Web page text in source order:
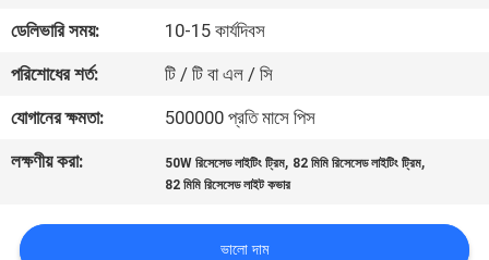
যোগাযোগ
করুন
উদ্ধৃতির
আবেদন
ডেলিভারি সময়:
10-15 কার্যদিবস
পরিশোধের শর্ত:
টি / টি বা এল / সি
যোগানের ক্ষমতা:
500000 প্রতি মাসে পিস
লক্ষণীয় করা:
50W রিসেসেড লাইটিং ট্রিম, 82 মিমি রিসেসেড লাইটিং ট্রিম,
82 মিমি রিসেসেড লাইট কভার
ভালো দাম